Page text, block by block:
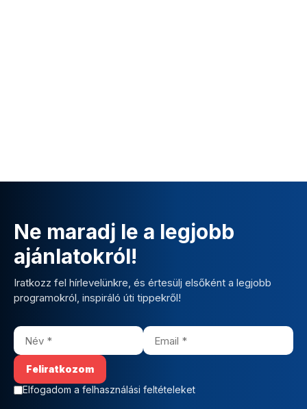
Ne maradj le a legjobb
ajánlatokról!
Iratkozz fel hírlevelünkre, és értesülj elsőként a legjobb
programokról, inspiráló úti tippekről!
Elfogadom a felhasználási feltételeket